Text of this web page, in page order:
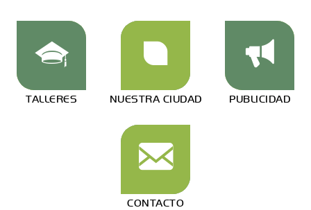
TALLERES NUESTRA CIUDAD PUBLICIDAD
CONTACTO